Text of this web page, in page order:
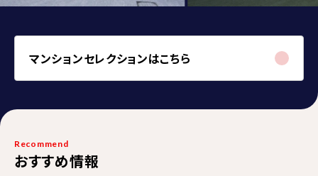
マンションセレクションはこちら
Recommend
おすすめ情報